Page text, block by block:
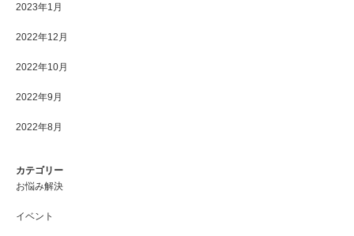
2023年1月
2022年12月
2022年10月
2022年9月
2022年8月
カテゴリー
お悩み解決
イベント